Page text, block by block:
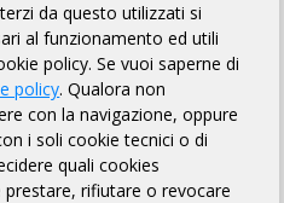
ASD
da questo utilizzati si
al funzionamento ed utili
policy. Se vuoi saperne di
policy. Qualora non
con la navigazione, oppure
i soli cookie tecnici o di
quali cookies
rifiutare o revocare